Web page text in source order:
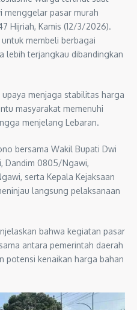
menggelar pasar murah
Hijriah, Kamis (12/3/2026).
membeli berbagai
lebih terjangkau dibandingkan
menjaga stabilitas harga
masyarakat memenuhi
menjelang Lebaran.
bersama Wakil Bupati Dwi
Dandim 0805/Ngawi,
serta Kepala Kejaksaan
langsung pelaksanaan
bahwa kegiatan pasar
antara pemerintah daerah
potensi kenaikan harga bahan